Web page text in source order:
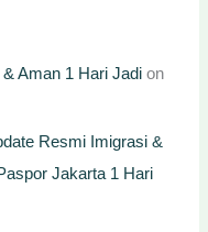
Aman 1 Hari Jadi on
Resmi Imigrasi &
Jakarta 1 Hari